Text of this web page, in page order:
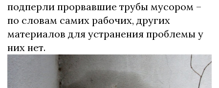
подперли прорвавшие трубы мусором –
по словам самих рабочих, других
материалов для устранения проблемы у
них нет.